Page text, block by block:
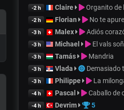
-2 h Claire Organito de
-2 h Florian No te
-3 h Malex Adiós
-3 h Michael El vals
-3 h Tamás Mandria
-3 h Vlada Demasiado
-3 h Philippe La
-4 h Pascal Caballo de
-4 h Devrim 5